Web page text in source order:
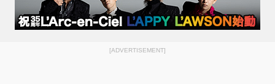
[ADVERTISEMENT]